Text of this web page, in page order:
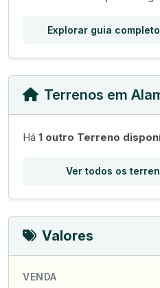
Explorar guia
Terrenos em
Há 1 outro Terreno
Ver todos os
Valores
VENDA